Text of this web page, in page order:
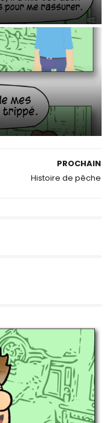
PROCHAIN
Histoire de pêche